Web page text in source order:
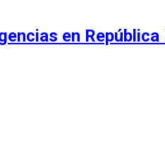
en República